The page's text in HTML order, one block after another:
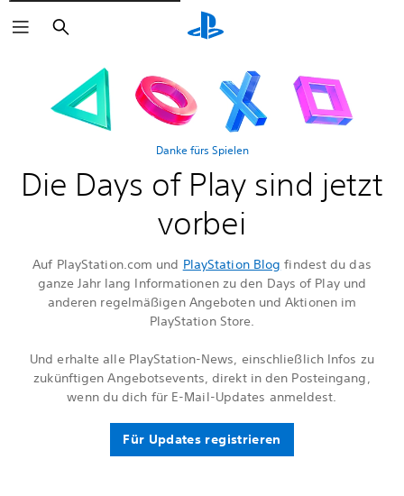
Suchen
Danke fürs Spielen
Die Days of Play sind jetzt
vorbei
Auf PlayStation.com und PlayStation Blog findest du das
ganze Jahr lang Informationen zu den Days of Play und
anderen regelmäßigen Angeboten und Aktionen im
PlayStation Store.
Und erhalte alle PlayStation-News, einschließlich Infos zu
zukünftigen Angebotsevents, direkt in den Posteingang,
wenn du dich für E-Mail-Updates anmeldest.
Für Updates registrieren